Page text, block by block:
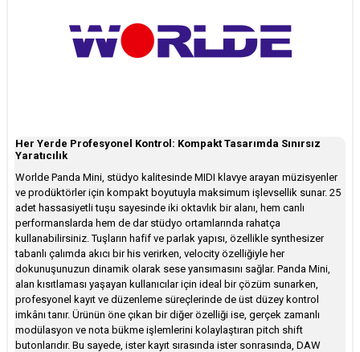
Her Yerde Profesyonel Kontrol: Kompakt Tasarımda Sınırsız
Yaratıcılık
Worlde Panda Mini, stüdyo kalitesinde MIDI klavye arayan müzisyenler
ve prodüktörler için kompakt boyutuyla maksimum işlevsellik sunar. 25
adet hassasiyetli tuşu sayesinde iki oktavlık bir alanı, hem canlı
performanslarda hem de dar stüdyo ortamlarında rahatça
kullanabilirsiniz. Tuşların hafif ve parlak yapısı, özellikle synthesizer
tabanlı çalımda akıcı bir his verirken, velocity özelliğiyle her
dokunuşunuzun dinamik olarak sese yansımasını sağlar. Panda Mini,
alan kısıtlaması yaşayan kullanıcılar için ideal bir çözüm sunarken,
profesyonel kayıt ve düzenleme süreçlerinde de üst düzey kontrol
imkânı tanır. Ürünün öne çıkan bir diğer özelliği ise, gerçek zamanlı
modülasyon ve nota bükme işlemlerini kolaylaştıran pitch shift
butonlarıdır. Bu sayede, ister kayıt sırasında ister sonrasında, DAW